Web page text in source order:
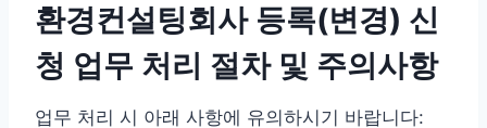
환경컨설팅회사 등록(변경) 신
청 업무 처리 절차 및 주의사항
업무 처리 시 아래 사항에 유의하시기 바랍니다: